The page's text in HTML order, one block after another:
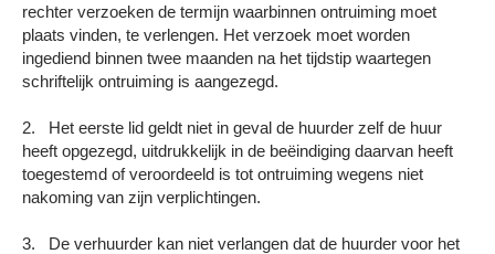
rechter verzoeken de termijn waarbinnen ontruiming moet
plaats vinden, te verlengen. Het verzoek moet worden
ingediend binnen twee maanden na het tijdstip waartegen
schriftelijk ontruiming is aangezegd.
2. Het eerste lid geldt niet in geval de huurder zelf de huur
heeft opgezegd, uitdrukkelijk in de beëindiging daarvan heeft
toegestemd of veroordeeld is tot ontruiming wegens niet
nakoming van zijn verplichtingen.
3. De verhuurder kan niet verlangen dat de huurder voor het